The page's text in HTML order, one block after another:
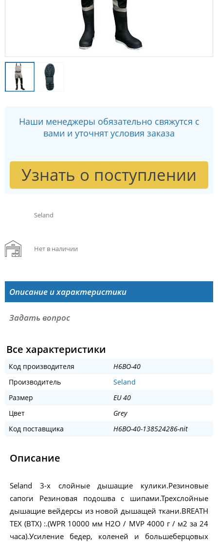
Наши менеджеры обязательно свяжутся с
вами и уточнят условия заказа
Узнать о поступлении
Seland
Нет в наличии
Описание и характеристики
Задать вопрос
Все характеристики
Код производителя
H6BO-40
Производитель
Seland
Размер
EU 40
Цвет
Grey
Код поставщика
H6BO-40-138524286-nit
Описание
Seland 3-х слойные дышащие кулики.Резиновые
сапоги Резиновая подошва с шипами.Трехслойные
дышащие вейдерсы из новой дышащей ткани.BREATH
TEX (BTX) :.(WPR 10000 мм H2O / MVP 4000 г / м2 за 24
часа).Усиление бедер, коленей и большеберцовых